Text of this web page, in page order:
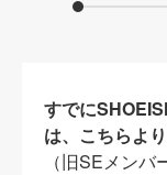
すでに
は、こちらより
（旧SEメンバ